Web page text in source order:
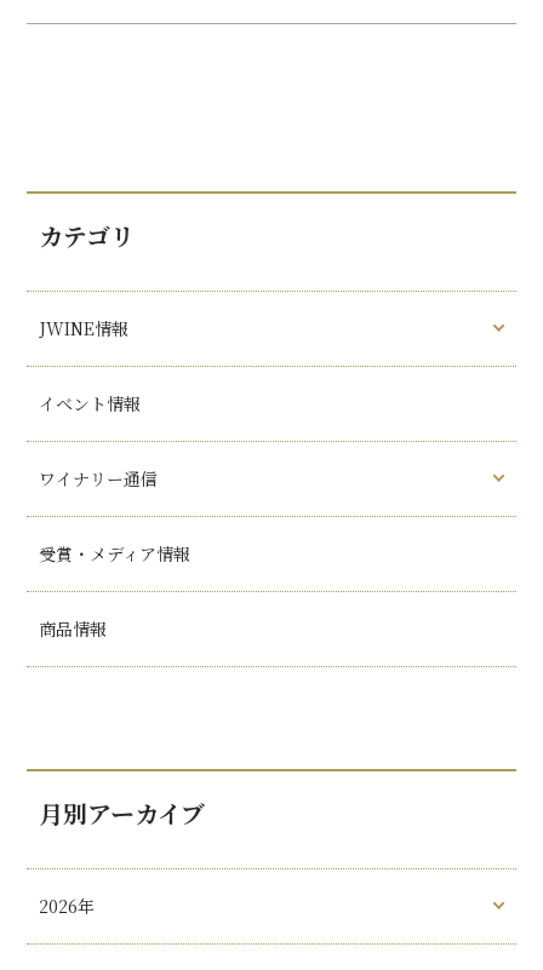
カテゴリ
JWINE情報
イベント情報
ワイナリー通信
受賞・メディア情報
商品情報
月別アーカイブ
2026年